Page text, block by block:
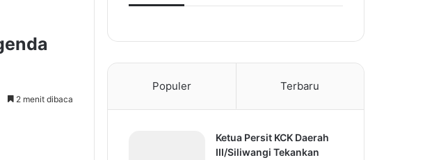
2 menit dibaca
Populer Terbaru
Ketua Persit KCK Daerah
III/Siliwangi Tekankan